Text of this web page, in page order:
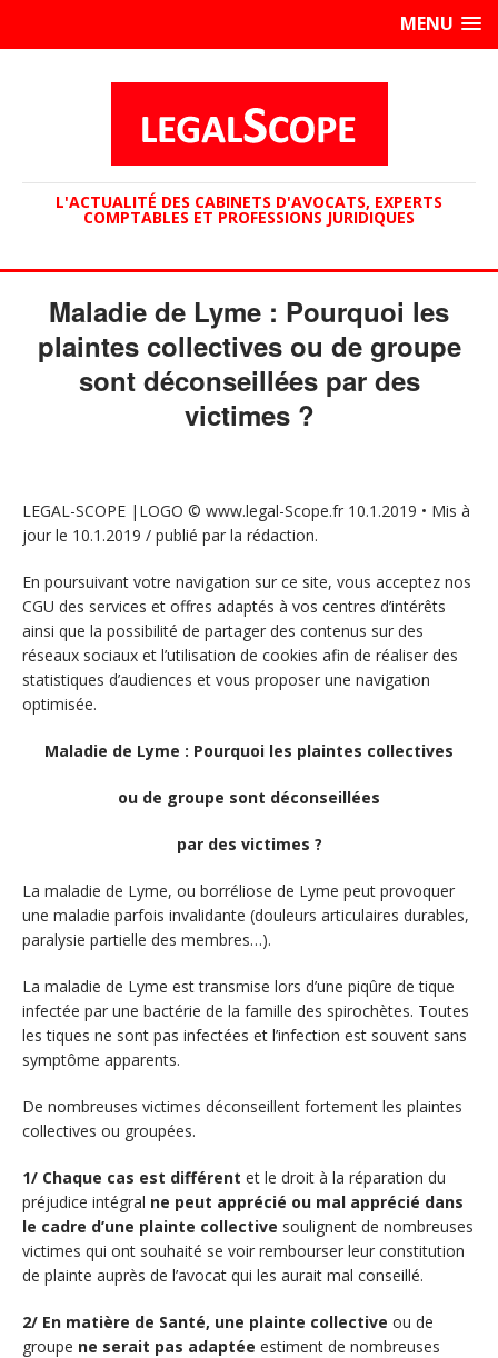
MENU
L'ACTUALITÉ DES CABINETS D'AVOCATS, EXPERTS
COMPTABLES ET PROFESSIONS JURIDIQUES
Maladie de Lyme : Pourquoi les
plaintes collectives ou de groupe
sont déconseillées par des
victimes ?
LEGAL-SCOPE |LOGO © www.legal-Scope.fr 10.1.2019 • Mis à
jour le 10.1.2019 / publié par la rédaction.
En poursuivant votre navigation sur ce site, vous acceptez nos
CGU des services et offres adaptés à vos centres d’intérêts
ainsi que la possibilité de partager des contenus sur des
réseaux sociaux et l’utilisation de cookies afin de réaliser des
statistiques d’audiences et vous proposer une navigation
optimisée.
Maladie de Lyme : Pourquoi les plaintes collectives
ou de groupe sont déconseillées
par des victimes ?
La maladie de Lyme, ou borréliose de Lyme peut provoquer
une maladie parfois invalidante (douleurs articulaires durables,
paralysie partielle des membres…).
La maladie de Lyme est transmise lors d’une piqûre de tique
infectée par une bactérie de la famille des spirochètes. Toutes
les tiques ne sont pas infectées et l’infection est souvent sans
symptôme apparents.
De nombreuses victimes déconseillent fortement les plaintes
collectives ou groupées.
1/ Chaque cas est différent et le droit à la réparation du
préjudice intégral ne peut apprécié ou mal apprécié dans
le cadre d’une plainte collective soulignent de nombreuses
victimes qui ont souhaité se voir rembourser leur constitution
de plainte auprès de l’avocat qui les aurait mal conseillé.
2/ En matière de Santé, une plainte collective ou de
groupe ne serait pas adaptée estiment de nombreuses